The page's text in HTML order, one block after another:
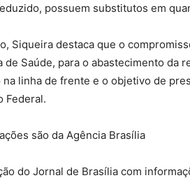
possuem substitutos em
Siqueira destaca que o
de Saúde, para o abastecimento da
na linha de frente e o objetivo de
Federal.
são da Agência Brasília
do Jornal de Brasília com